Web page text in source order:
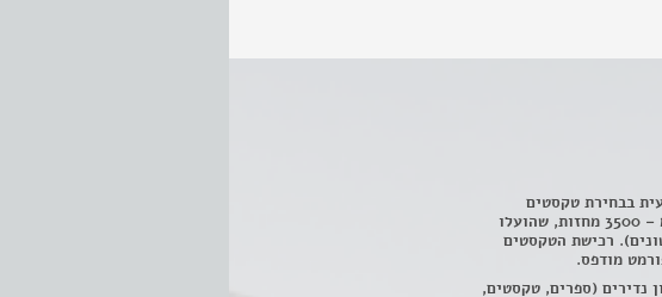
בבחירת טקסטים
ומונולוגים (מתוך למעלה מ – 3500 מחזות, שהועלו
רכישת הטקסטים
מודפס.
נדירים (ספרים, טקסטים,